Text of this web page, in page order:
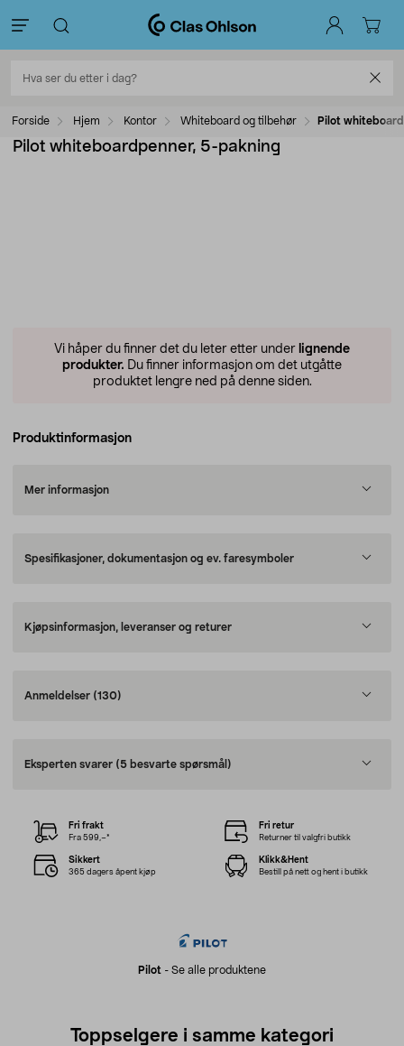
Forside Hjem Kontor Whiteboard og tilbehør Pilot
Pilot whiteboardpenner, 5-pakning
Vi håper du finner det du leter etter under lignende
produkter. Du finner informasjon om det utgåtte
produktet lengre ned på denne siden.
Produktinformasjon
Mer informasjon
Spesifikasjoner, dokumentasjon og ev. faresymboler
Kjøpsinformasjon, leveranser og returer
Anmeldelser (130)
Eksperten svarer (5 besvarte spørsmål)
Pilot - Se alle produktene
Fri frakt
Fra 599,–*
Fri retur
Returner til valgfri butikk
Sikkert
365 dagers åpent kjøp
Klikk&Hent
Bestill på nett og hent i butikk
Toppselgere i samme kategori